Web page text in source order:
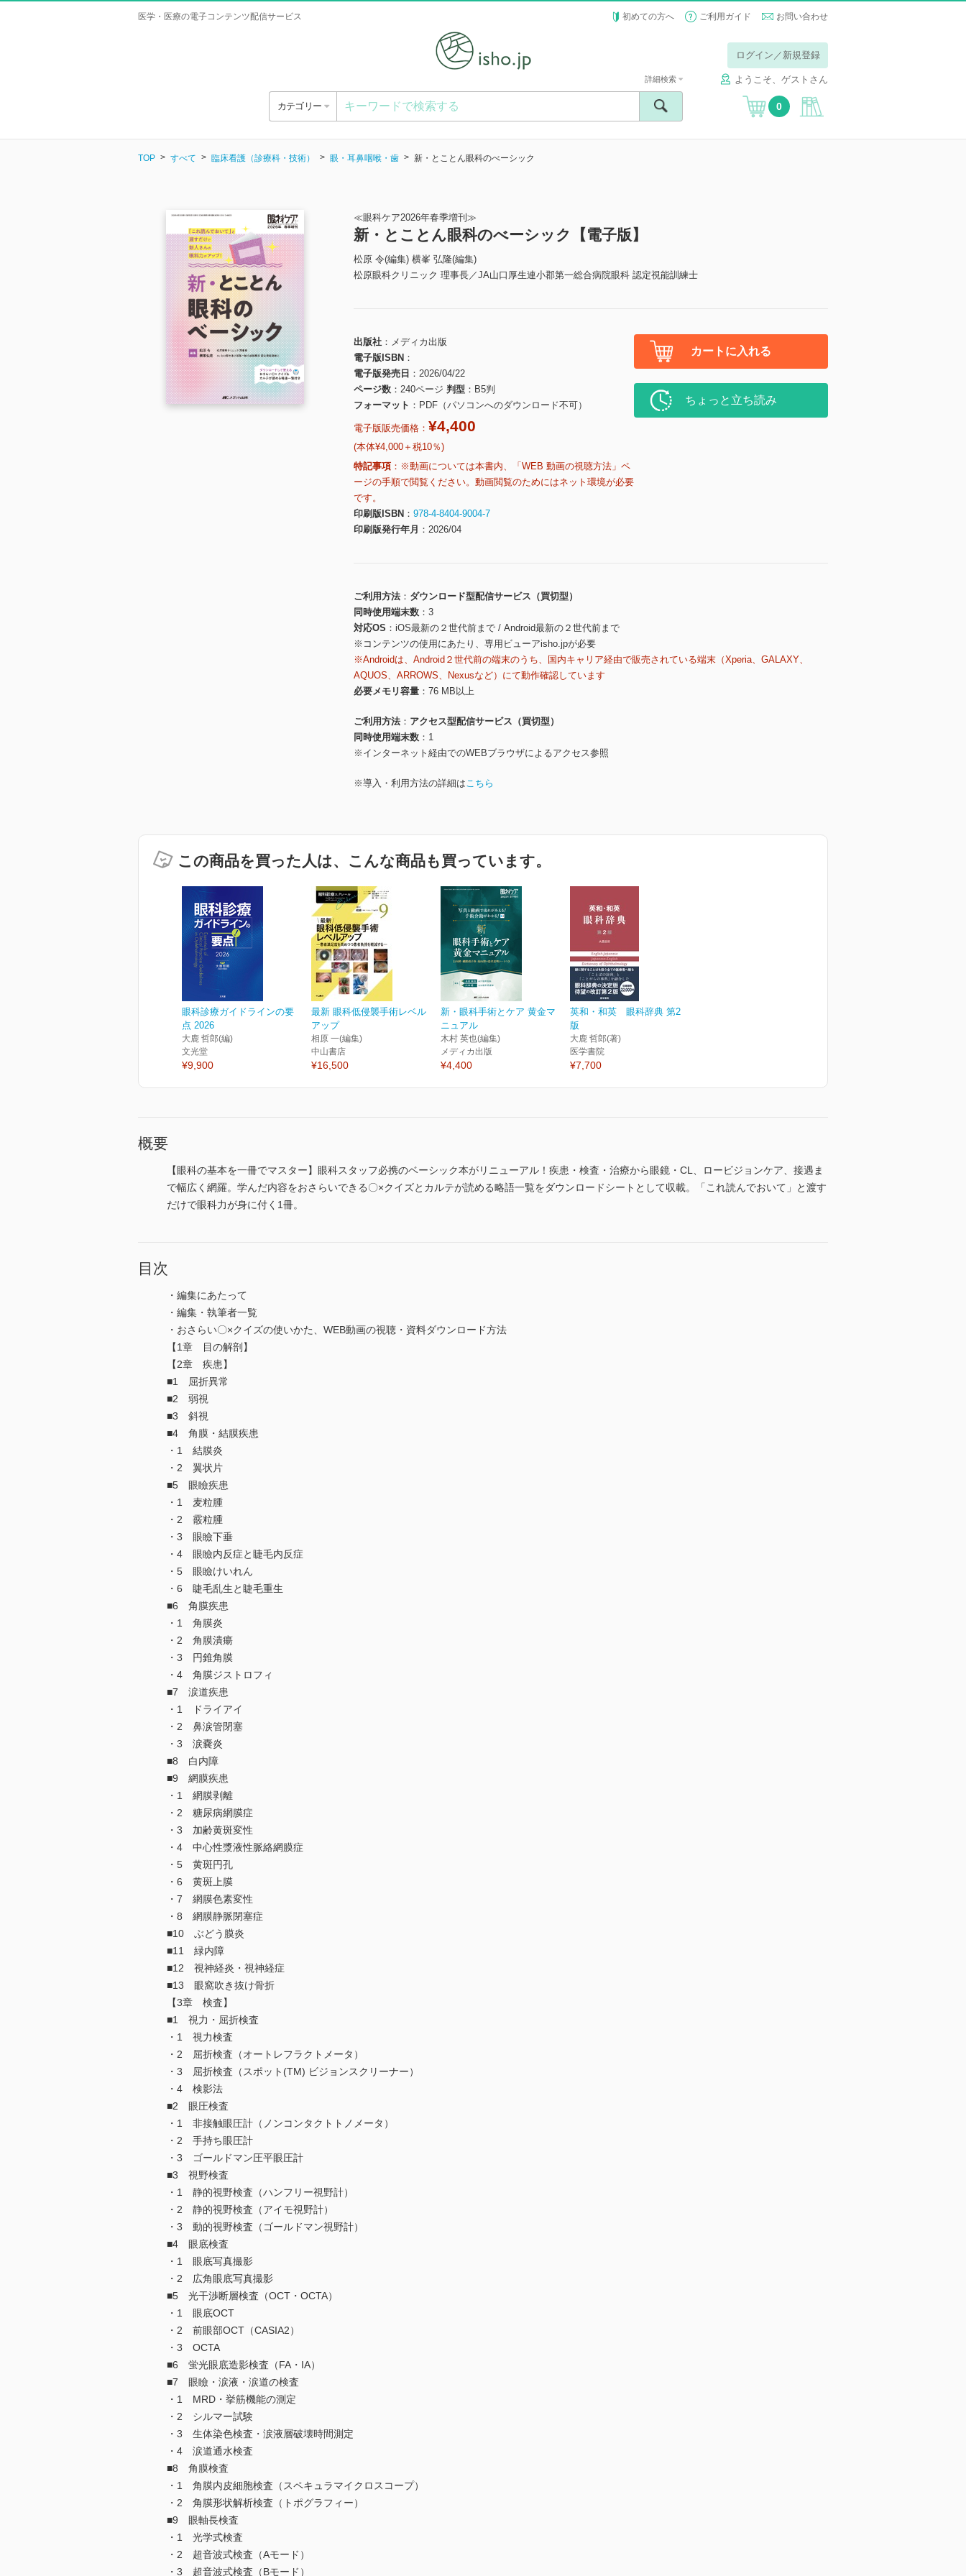
医学・医療の電子コンテンツ配信サービス 初めての方へ ご利用ガイド お問い合わせ
ログイン／新規登録
ようこそ、ゲストさん
カテゴリー
詳細検索
0
TOP すべて 臨床看護（診療科・技術） 眼・耳鼻咽喉・歯 新・とことん眼科のべーシック
≪眼科ケア2026年春季増刊≫
新・とことん眼科のべーシック【電子版】
松原 令(編集) 横峯 弘隆(編集)
松原眼科クリニック 理事長／JA山口厚生連小郡第一総合病院眼科 認定視能訓練士
出版社
メディカ出版
電子版ISBN
電子版発売日
2026/04/22
ページ数
240ページ 判型
B5判
フォーマット
PDF（パソコンへのダウンロード不可）
電子版販売価格： ¥4,400
(本体¥4,000＋税10％)
特記事項
※動画については本書内、「WEB 動画の視聴方法」ペ
ージの手順で閲覧ください。動画閲覧のためにはネット環境が必要
です。
印刷版ISBN
978-4-8404-9004-7
印刷版発行年月
2026/04
カートに入れる
ちょっと立ち読み
ご利用方法
ダウンロード型配信サービス（買切型）
同時使用端末数
3
対応OS
iOS最新の２世代前まで / Android最新の２世代前まで
※コンテンツの使用にあたり、専用ビューアisho.jpが必要
※Androidは、Android２世代前の端末のうち、国内キャリア経由で販売されている端末（Xperia、GALAXY、
AQUOS、ARROWS、Nexusなど）にて動作確認しています
必要メモリ容量
76 MB以上
ご利用方法
アクセス型配信サービス（買切型）
同時使用端末数
1
※インターネット経由でのWEBブラウザによるアクセス参照
※導入・利用方法の詳細はこちら
この商品を買った人は、こんな商品も買っています。
眼科診療ガイドラインの要
点 2026
大鹿 哲郎(編)
文光堂
¥9,900
最新 眼科低侵襲手術レベル
アップ
相原 一(編集)
中山書店
¥16,500
新・眼科手術とケア 黄金マ
ニュアル
木村 英也(編集)
メディカ出版
¥4,400
英和・和英 眼科辞典 第2
版
大鹿 哲郎(著)
医学書院
¥7,700
概要
【眼科の基本を一冊でマスター】眼科スタッフ必携のベーシック本がリニューアル！疾患・検査・治療から眼鏡・CL、ロービジョンケア、接遇ま
で幅広く網羅。学んだ内容をおさらいできる〇×クイズとカルテが読める略語一覧をダウンロードシートとして収載。「これ読んでおいて」と渡す
だけで眼科力が身に付く1冊。
目次
・編集にあたって
・編集・執筆者一覧
・おさらい〇×クイズの使いかた、WEB動画の視聴・資料ダウンロード方法
【1章 目の解剖】
【2章 疾患】
■1 屈折異常
■2 弱視
■3 斜視
■4 角膜・結膜疾患
・1 結膜炎
・2 翼状片
■5 眼瞼疾患
・1 麦粒腫
・2 霰粒腫
・3 眼瞼下垂
・4 眼瞼内反症と睫毛内反症
・5 眼瞼けいれん
・6 睫毛乱生と睫毛重生
■6 角膜疾患
・1 角膜炎
・2 角膜潰瘍
・3 円錐角膜
・4 角膜ジストロフィ
■7 涙道疾患
・1 ドライアイ
・2 鼻涙管閉塞
・3 涙嚢炎
■8 白内障
■9 網膜疾患
・1 網膜剥離
・2 糖尿病網膜症
・3 加齢黄斑変性
・4 中心性漿液性脈絡網膜症
・5 黄斑円孔
・6 黄斑上膜
・7 網膜色素変性
・8 網膜静脈閉塞症
■10 ぶどう膜炎
■11 緑内障
■12 視神経炎・視神経症
■13 眼窩吹き抜け骨折
【3章 検査】
■1 視力・屈折検査
・1 視力検査
・2 屈折検査（オートレフラクトメータ）
・3 屈折検査（スポット(TM) ビジョンスクリーナー）
・4 検影法
■2 眼圧検査
・1 非接触眼圧計（ノンコンタクトトノメータ）
・2 手持ち眼圧計
・3 ゴールドマン圧平眼圧計
■3 視野検査
・1 静的視野検査（ハンフリー視野計）
・2 静的視野検査（アイモ視野計）
・3 動的視野検査（ゴールドマン視野計）
■4 眼底検査
・1 眼底写真撮影
・2 広角眼底写真撮影
■5 光干渉断層検査（OCT・OCTA）
・1 眼底OCT
・2 前眼部OCT（CASIA2）
・3 OCTA
■6 蛍光眼底造影検査（FA・IA）
■7 眼瞼・涙液・涙道の検査
・1 MRD・挙筋機能の測定
・2 シルマー試験
・3 生体染色検査・涙液層破壊時間測定
・4 涙道通水検査
■8 角膜検査
・1 角膜内皮細胞検査（スペキュラマイクロスコープ）
・2 角膜形状解析検査（トポグラフィー）
■9 眼軸長検査
・1 光学式検査
・2 超音波式検査（Aモード）
・3 超音波式検査（Bモード）